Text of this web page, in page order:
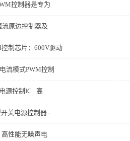
控制器是专为
原边控制器及
制芯片：600V驱动
流模式PWM控制
源控制IC | 高
关电源控制器 -
高性能无噪声电